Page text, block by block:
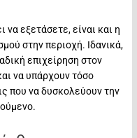
εξετάσετε, είναι και η
στην περιοχή. Ιδανικά,
επιχείρηση στον
να υπάρχουν τόσο
που να δυσκολεύουν την